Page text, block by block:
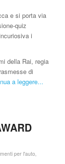
e si porta via
quiz
i
della Rai, regia
di
a leggere...
per l'auto,